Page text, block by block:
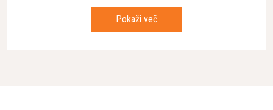
Lastnosti
Pokaži več